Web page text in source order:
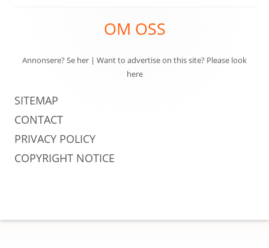
OM OSS
Annonsere? Se her | Want to advertise on this site? Please look
here
SITEMAP
CONTACT
PRIVACY POLICY
COPYRIGHT NOTICE